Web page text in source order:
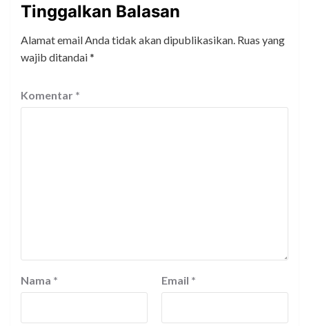
Tinggalkan Balasan
Alamat email Anda tidak akan dipublikasikan. Ruas yang
wajib ditandai*
Komentar *
Nama * Email *